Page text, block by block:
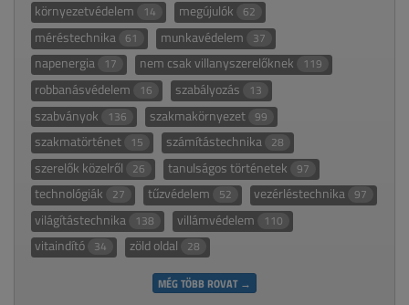
környezetvédelem 14 megújulók 62
méréstechnika 61 munkavédelem 37
napenergia 17 nem csak villanyszerelőknek 119
robbanásvédelem 16 szabályozás 13
szabványok 136 szakmakörnyezet 99
szakmatörténet 15 számítástechnika 28
szerelők közelről 26 tanulságos történetek 97
technológiák 27 tűzvédelem 52 vezérléstechnika 97
világítástechnika 138 villámvédelem 110
vitaindító 34 zöld oldal 28
MÉG TÖBB ROVAT →